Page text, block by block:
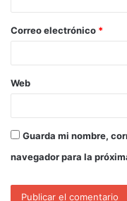
Correo electrónico *
Web
Guarda mi nombre,
navegador para la